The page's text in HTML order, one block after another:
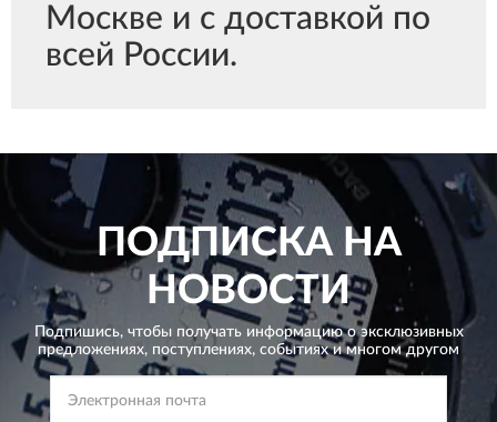
Москве и с доставкой по
всей России.
ПОДПИСКА НА
НОВОСТИ
Подпишись, чтобы получать информацию о эксклюзивных
предложениях, поступлениях, событиях и многом другом